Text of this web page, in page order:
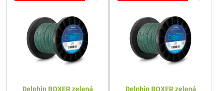
Delphin BOXER zelená
Delphin BOXER zelená